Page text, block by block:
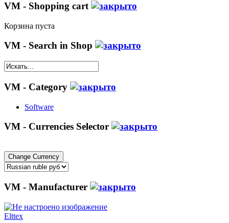
VM - Shopping cart
Корзина пуста
VM - Search in Shop
VM - Category
Software
VM - Currencies Selector
VM - Manufacturer
Elttex